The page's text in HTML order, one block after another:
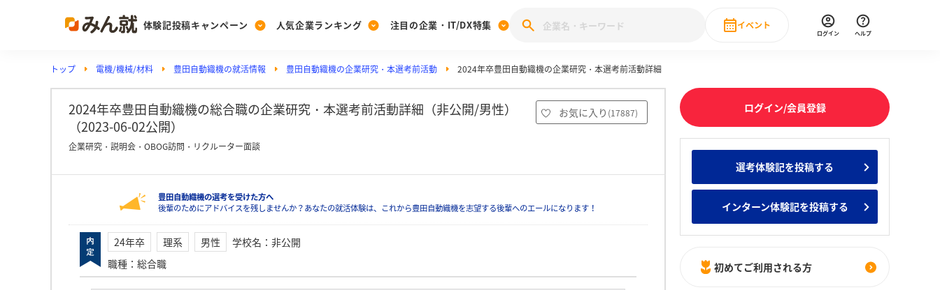
体験記投稿キャンペーン
Post
投稿する
[27卒] 本選考体験記投稿キャンペーン
人気企業ランキング
Ranking
ランキングを見る
みんなのDX企業就職ブランド調査
Vote みんなの新卒就職人気企業ランキング みんなのインターン人気企業ランキ
注目の企業・IT/DX特集
PickUp
注目の企業特集
28卒 IT・DX現場社員インタビュー
動画で知ろう！業界・企業研究
イベント
直近のイベント一覧
ログイン ヘルプ
トップ 電機/機械/材料 豊田自動織機の就活情報 豊田自動織機の企業研究・本選考前活動 2024年卒豊田自動織機の企業研究・本選考前活動詳細
2024年卒豊田自動織機の総合職の企業研究・本選考前活動詳細（非公開/男性）
（2023-06-02公開）
お気に入り (17887)
企業研究・説明会・OBOG訪問・リクルーター面談
豊田自動織機の選考を受けた方へ
後輩のためにアドバイスを残しませんか？あなたの就活体験は、これから豊田自動織機を志望する後輩へのエールになります！
24年卒 理系 男性 学校名 ： 非公開
職種 ： 総合職
ログイン/会員登録
選考体験記を投稿する
インターン体験記を投稿する
初めてご利用される方